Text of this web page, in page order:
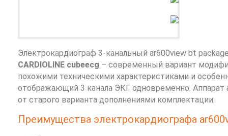
Электрокардиограф 3-канальный ar600view bt
CARDIOLINE cubeecg – современный вариант
похожими техническими характеристиками и
отображающий 3 канала ЭКГ одновременно. Аппарат
от старого варианта дополнениями комплектации.
Преимущества электрокардиографа